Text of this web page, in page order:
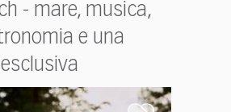
- mare, musica,
e una